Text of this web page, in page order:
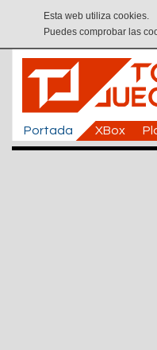
Esta web utiliza cookies.
Puedes comprobar las
Portada XBox